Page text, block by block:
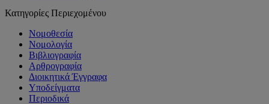
Κατηγορίες Περιεχομένου
Νομοθεσία
Νομολογία
Βιβλιογραφία
Αρθρογραφία
Διοικητικά Έγγραφα
Υποδείγματα
Περιοδικά